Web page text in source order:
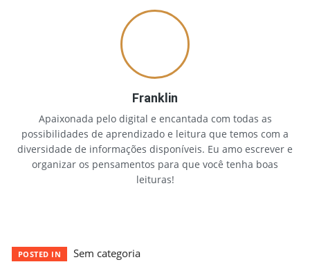
Franklin
Apaixonada pelo digital e encantada com todas as
possibilidades de aprendizado e leitura que temos com a
diversidade de informações disponíveis. Eu amo escrever e
organizar os pensamentos para que você tenha boas
leituras!
POSTED IN Sem categoria